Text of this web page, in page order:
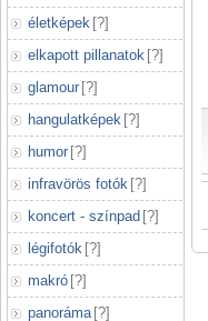
életképek [?]
elkapott pillanatok [?]
glamour [?]
hangulatképek [?]
humor [?]
infravörös fotók [?]
koncert - színpad [?]
légifotók [?]
makró [?]
panoráma [?]